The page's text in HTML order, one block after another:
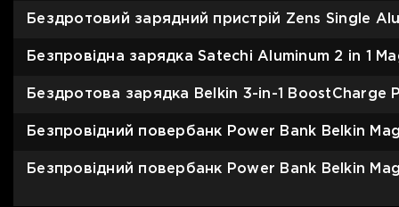
Бездротовий зарядний пристрій Zens Single
Безпровідна зарядка Satechi Aluminum 2 in 1
Бездротова зарядка Belkin 3-in-1 BoostCharge
Безпровідний повербанк Power Bank Belkin
Безпровідний повербанк Power Bank Belkin